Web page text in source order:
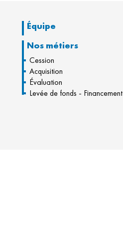
Équipe
Nos métiers
Cession
Acquisition
Évaluation
Levée de fonds - Financement